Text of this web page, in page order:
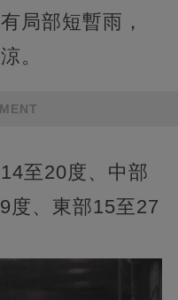
局部短暫雨，
。
至20度、中部
度、東部15至27